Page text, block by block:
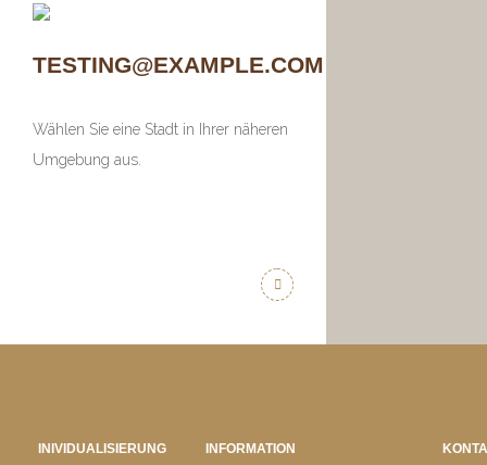
TESTING@EXAMPLE.COM
Wählen Sie eine Stadt in Ihrer näheren
Umgebung aus.
INIVIDUALISIERUNG INFORMATION